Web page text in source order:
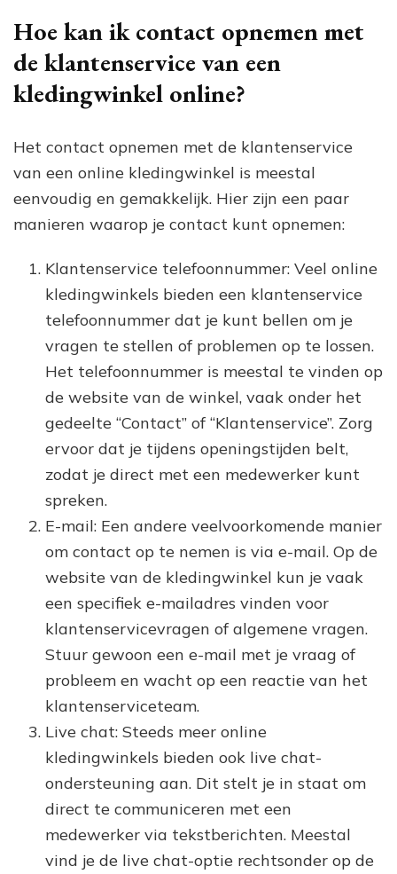
Hoe kan ik contact opnemen met
de klantenservice van een
kledingwinkel online?
Het contact opnemen met de klantenservice
van een online kledingwinkel is meestal
eenvoudig en gemakkelijk. Hier zijn een paar
manieren waarop je contact kunt opnemen:
Klantenservice telefoonnummer: Veel online
kledingwinkels bieden een klantenservice
telefoonnummer dat je kunt bellen om je
vragen te stellen of problemen op te lossen.
Het telefoonnummer is meestal te vinden op
de website van de winkel, vaak onder het
gedeelte “Contact” of “Klantenservice”. Zorg
ervoor dat je tijdens openingstijden belt,
zodat je direct met een medewerker kunt
spreken.
E-mail: Een andere veelvoorkomende manier
om contact op te nemen is via e-mail. Op de
website van de kledingwinkel kun je vaak
een specifiek e-mailadres vinden voor
klantenservicevragen of algemene vragen.
Stuur gewoon een e-mail met je vraag of
probleem en wacht op een reactie van het
klantenserviceteam.
Live chat: Steeds meer online
kledingwinkels bieden ook live chat-
ondersteuning aan. Dit stelt je in staat om
direct te communiceren met een
medewerker via tekstberichten. Meestal
vind je de live chat-optie rechtsonder op de